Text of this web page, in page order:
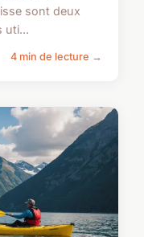
sont deux
uti...
4 min de lecture →